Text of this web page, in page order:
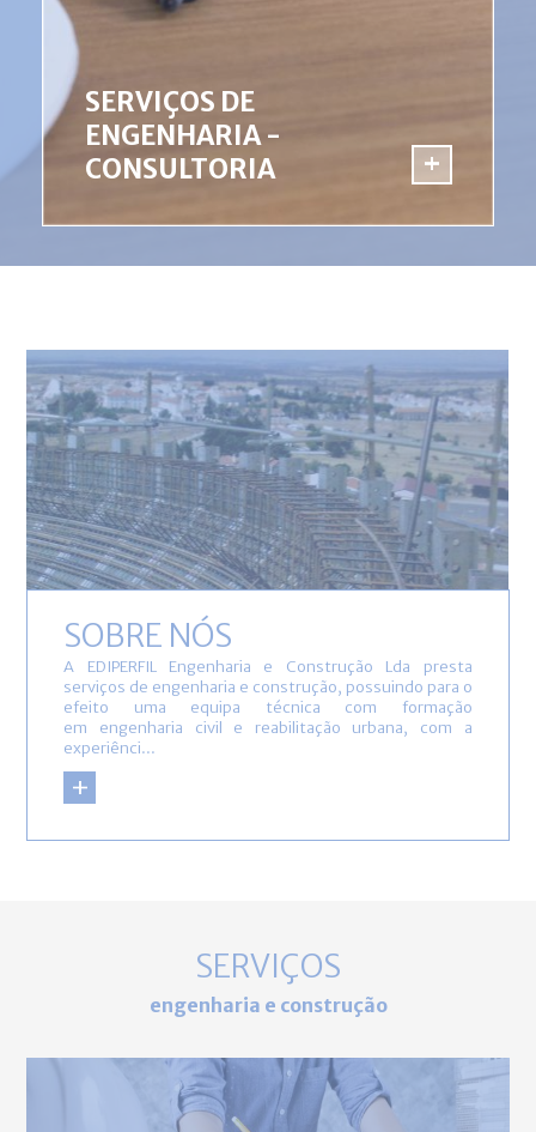
SERVIÇOS DE
ENGENHARIA -
CONSULTORIA
GESTÃO E CONSTRUÇÃO
MORADIA UNIFAMILIAR
- BATALHA
SOBRE NÓS
A EDIPERFIL Engenharia e Construção Lda presta
serviços de engenharia e construção, possuindo para o
efeito uma equipa técnica com formação
em engenharia civil e reabilitação urbana, com a
experiênci...
SERVIÇOS
engenharia e construção